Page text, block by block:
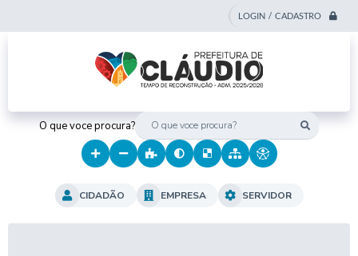
LOGIN / CADASTRO
O que voce procura?
CIDADÃO EMPRESA SERVIDOR